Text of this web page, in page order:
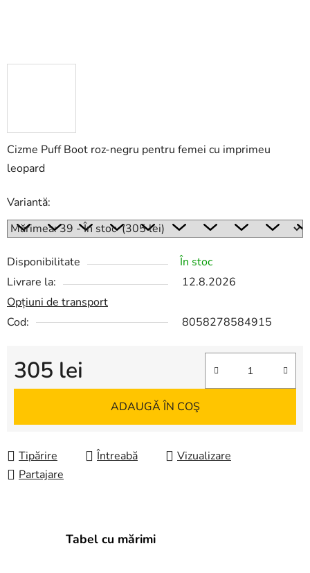
Cizme Puff Boot roz-negru pentru femei cu imprimeu
leopard
Variantă:
Disponibilitate
În stoc
Livrare la:
12.8.2026
Opțiuni de transport
Cod:
8058278584915
305 lei
Evaluare preţ:
ADAUGĂ ÎN COŞ
Tipărire Întreabă
Vizualizare
Partajare
Tabel cu mărimi